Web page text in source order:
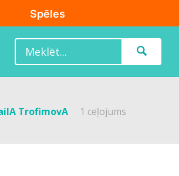
TrofimovA 1 ceļojums